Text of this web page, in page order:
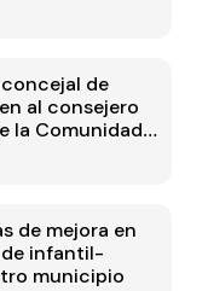
de
al consejero
la Comunidad
de mejora en
infantil-
municipio